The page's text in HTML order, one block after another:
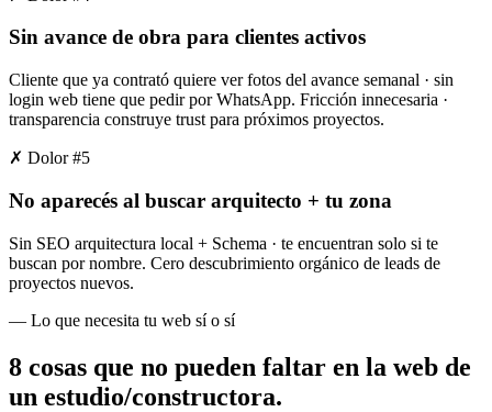
Sin avance de obra para clientes activos
Cliente que ya contrató quiere ver fotos del avance semanal · sin
login web tiene que pedir por WhatsApp. Fricción innecesaria ·
transparencia construye trust para próximos proyectos.
✗ Dolor #5
No aparecés al buscar arquitecto + tu zona
Sin SEO arquitectura local + Schema · te encuentran solo si te
buscan por nombre. Cero descubrimiento orgánico de leads de
proyectos nuevos.
— Lo que necesita tu web sí o sí
8 cosas que no pueden faltar en la web de
un estudio/constructora.